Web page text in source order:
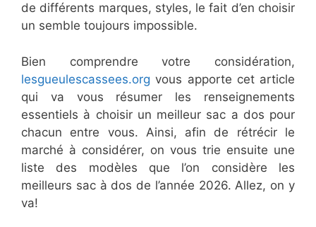
de différents marques, styles, le fait d’en choisir
un semble toujours impossible.
Bien comprendre votre considération,
lesgueulescassees.org vous apporte cet article
qui va vous résumer les renseignements
essentiels à choisir un meilleur sac a dos pour
chacun entre vous. Ainsi, afin de rétrécir le
marché à considérer, on vous trie ensuite une
liste des modèles que l’on considère les
meilleurs sac à dos de l’année 2026. Allez, on y
va!